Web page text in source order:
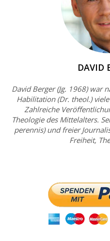
DAVID
David Berger (Jg. 1968) war
Habilitation (Dr. theol.)
Zahlreiche
Theologie des Mittelalters.
perennis) und freier
Freiheit,